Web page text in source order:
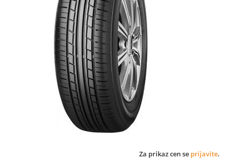
Za prikaz cen se prijavite.